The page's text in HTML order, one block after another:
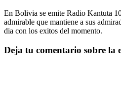
En Bolivia se emite Radio Kantuta
admirable que mantiene a sus
dia con los exitos del momento.
Deja tu comentario sobre la